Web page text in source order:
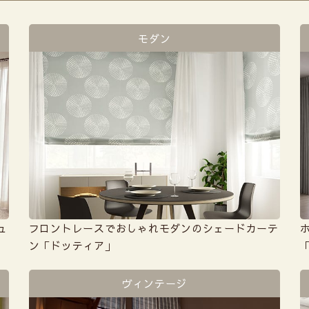
モダン
フロントレースでおしゃれモダンのシェードカーテ
ン「ドッティア」
ヴィンテージ